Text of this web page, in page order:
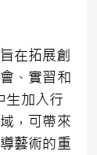
在拓展創
、實習和
生加入行
，可帶來
藝術的重